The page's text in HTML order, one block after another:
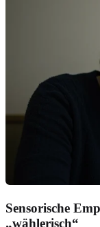
Sensorische
„wählerisch“